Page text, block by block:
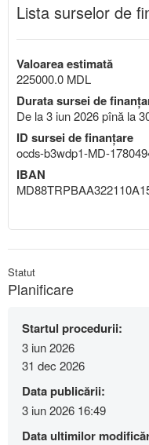
Lista surselor de
Valoarea estimată
225000.0 MDL
Durata sursei de
De la 3 iun 2026 pînă la
ID sursei de finanțare
ocds-b3wdp1-MD-
IBAN
Statut
Planificare
Startul procedurii:
3 iun 2026
31 dec 2026
Data publicării:
3 iun 2026 16:49
Data ultimilor